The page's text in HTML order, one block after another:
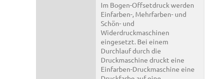
Im Bogen-Offsetdruck werden
Einfarben-, Mehrfarben- und
Schön- und
Widerdruckmaschinen
eingesetzt. Bei einem
Durchlauf durch die
Druckmaschine druckt eine
Einfarben-Druckmaschine eine